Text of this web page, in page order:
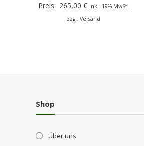
Preis: 265,00€ inkl. 19% MwSt.
zzgl. Versand
Shop
Über uns